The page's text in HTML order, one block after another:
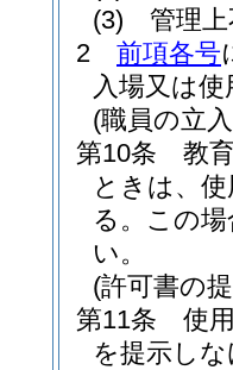
(3)
管理
2
前項各号
入場又は
(職員の立
第10条
教
ときは、
る。 この
い。
(許可書の
第11条
使
を提示し